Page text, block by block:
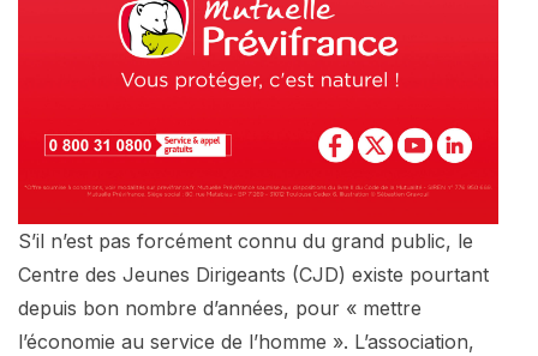
S’il n’est pas forcément connu du grand public, le
Centre des Jeunes Dirigeants (CJD) existe pourtant
depuis bon nombre d’années, pour « mettre
l’économie au service de l’homme ». L’association,